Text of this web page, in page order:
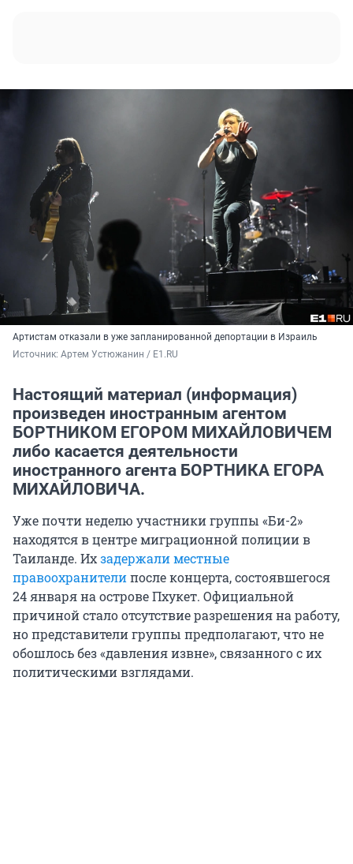
Артистам отказали в уже запланированной депортации в Израиль
Источник: Артем Устюжанин / E1.RU
Настоящий материал (информация)
произведен иностранным агентом
БОРТНИКОМ ЕГОРОМ МИХАЙЛОВИЧЕМ
либо касается деятельности
иностранного агента БОРТНИКА ЕГОРА
МИХАЙЛОВИЧА.
Уже почти неделю участники группы «Би-2»
находятся в центре миграционной полиции в
Таиланде. Ихзадержали местные
правоохранителипосле концерта, состоявшегося
24 января на острове Пхукет. Официальной
причиной стало отсутствие разрешения на работу,
но представители группы предполагают, что не
обошлось без «давления извне», связанного с их
политическими взглядами.